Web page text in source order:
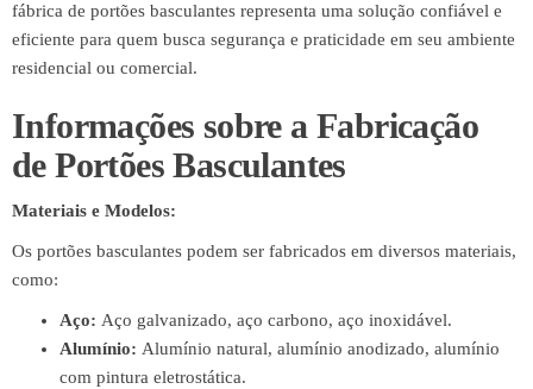
fábrica de portões basculantes representa uma solução confiável e
eficiente para quem busca segurança e praticidade em seu ambiente
residencial ou comercial.
Informações sobre a Fabricação
de Portões Basculantes
Materiais e Modelos:
Os portões basculantes podem ser fabricados em diversos materiais,
como:
Aço: Aço galvanizado, aço carbono, aço inoxidável.
Alumínio: Alumínio natural, alumínio anodizado, alumínio
com pintura eletrostática.